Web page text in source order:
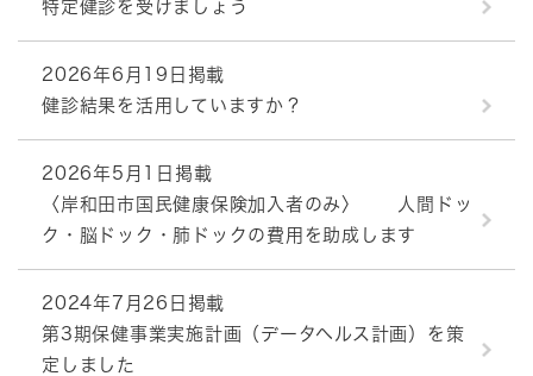
特定健診を受けましょう
2026年6月19日掲載
健診結果を活用していますか？
2026年5月1日掲載
〈岸和田市国民健康保険加入者のみ〉 人間ドッ
ク・脳ドック・肺ドックの費用を助成します
2024年7月26日掲載
第3期保健事業実施計画（データヘルス計画）を策
定しました